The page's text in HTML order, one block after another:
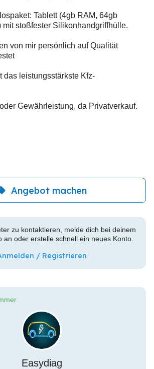
Tablett (4gb RAM, 64gb
mit stoßfester Silikonhandgriffhülle.
von mir persönlich auf Qualität
das leistungsstärkste Kfz-
Gewährleistung, da Privatverkauf.
Angebot machen
zu kontaktieren, melde dich bei deinem
an oder erstelle schnell ein neues Konto.
/ Registrieren
Easydiag